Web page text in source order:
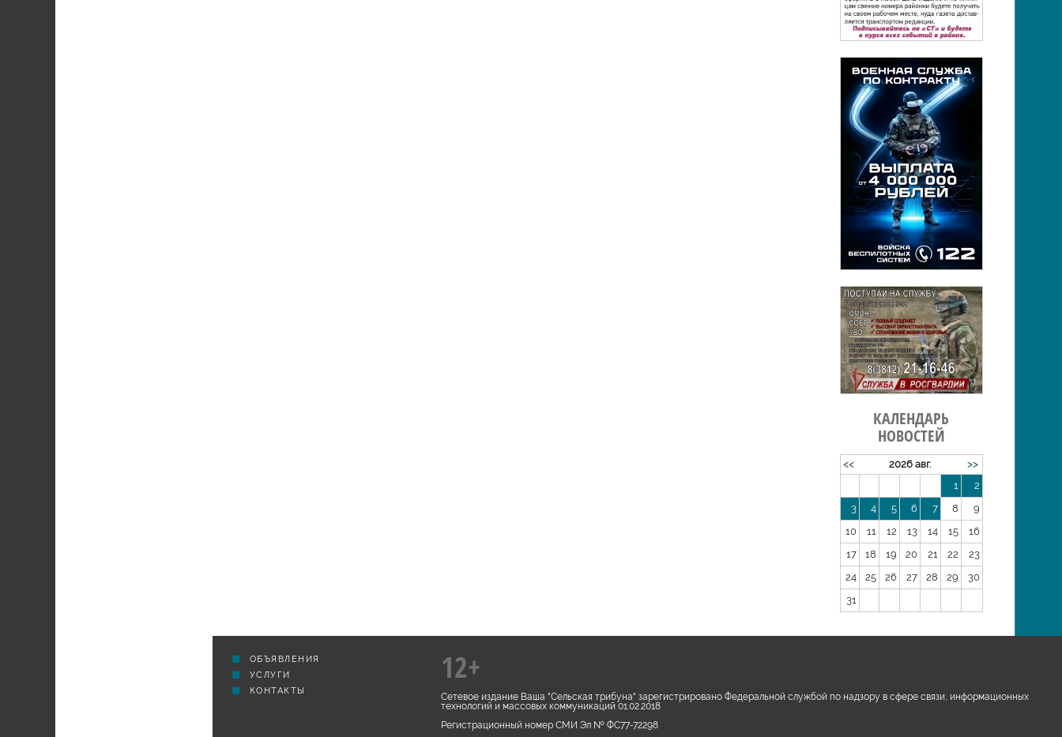
КАЛЕНДАРЬ
НОВОСТЕЙ
<< 2026 авг.
>>
1
2
3
4 5 6 7 8
9
10
11 12 13 14 15
16
17
18 19 20 21 22
23
24
25 26 27 28 29
30
31
ОБЪЯВЛЕНИЯ
УСЛУГИ
КОНТАКТЫ
12+
Сетевое издание Ваша "Сельская трибуна" зарегистрировано Федеральной службой по надзору в сфере связи, информационных
технологий и массовых коммуникаций 01.02.2018
Регистрационный номер СМИ Эл № ФС77-72298